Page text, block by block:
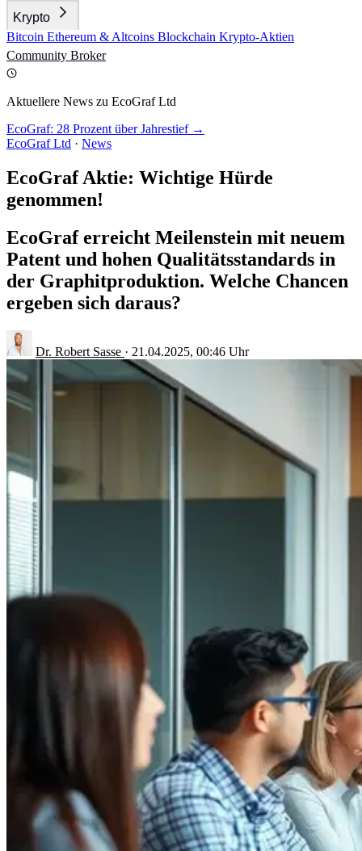
Krypto
Bitcoin Ethereum & Altcoins Blockchain Krypto-Aktien
Community Broker
Aktuellere News zu EcoGraf Ltd
EcoGraf: 28 Prozent über Jahrestief →
EcoGraf Ltd · News
EcoGraf Aktie: Wichtige Hürde
genommen!
EcoGraf erreicht Meilenstein mit neuem
Patent und hohen Qualitätsstandards in
der Graphitproduktion. Welche Chancen
ergeben sich daraus?
Dr. Robert Sasse · 21.04.2025, 00:46 Uhr